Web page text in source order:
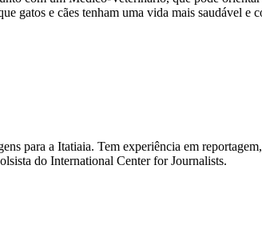
gatos e cães tenham uma vida mais saudável e
para a Itatiaia. Tem experiência em
do International Center for Journalists.